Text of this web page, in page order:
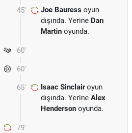
45' Joe Bauress oyun
dışında. Yerine Dan
Martin oyunda.
60'
60'
65' Isaac Sinclairoyun
dışında. Yerine Alex
Henderson oyunda.
79'